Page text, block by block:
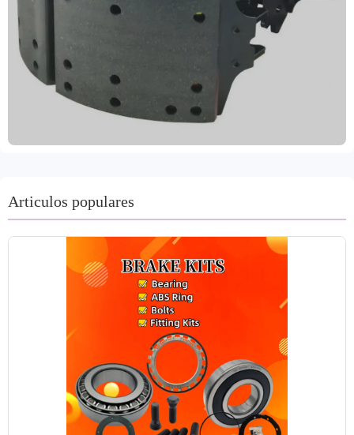
se utilizan en un amplio mercado de Europa, América,
Australia, Asia Pacífico, Oriente Medio y África.
Fabricadas con procesos de producción avanzados y
equipos de precisión, estas pastillas cumplen con estrictos
estándares internacionales de calidad y se someten a
rigurosas pruebas de calidad. Además, han superado la
auditoría COP de VCA y la certificación EMARK. Se
condiciones de temperatura y humedad variables. El
técnico integral y un excelente servicio posventa. El plazo
de entrega oscila entre 15 y 30 días.
Articulos populares